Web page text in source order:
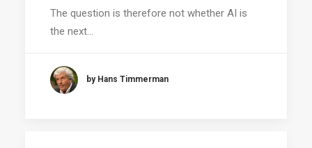
The question is therefore not whether AI is
the next…
by Hans Timmerman